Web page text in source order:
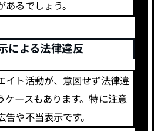
るでしょう。
による法律違反
イト活動が、意図せず法律違
ケースもあります。特に注意
や不当表示です。